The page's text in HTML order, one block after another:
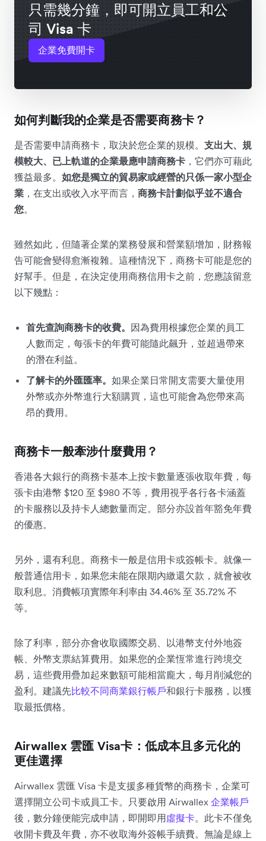
只需幾分鐘，即可開立員工和公
司 Visa 卡
企業免費開卡
如何判斷我的企業是否需要商務卡？
是否需要申請商務卡，取決於您企業的規模。 支出大、規
模較大、已上軌道的企業最應申請商務卡 ，它們亦可藉此
獲益最多。 如您是獨立的貿易家或經營的只係一家小型企
業 ，在支出或收入水平而言， 商務卡計劃似乎並不適合
您。
雖然如此，但隨著企業的業務發展和營業額增加，財務報
告可能會變得愈漸複雜。這種情況下，商務卡可能是您的
好幫手。但是，在決定使用商務信用卡之前，您應該留意
以下幾點：
首先查詢商務卡的收費。 因為費用根據您企業的員工
人數而定，每張卡的年費可能隨此飆升，並超過帶來
的潛在利益。
了解卡的外匯匯率。 如果企業日常開支需要大量使用
外幣或亦外幣進行大額購買，這也可能會為您帶來高
昂的費用。
商務卡一般牽涉什麼費用？
香港各大銀行的商務卡基本上按卡數量逐張收取年費，每
張卡由港幣 $120 至 $980 不等，費用視乎各行各卡涵蓋
的卡服務以及持卡人總數量而定。部分亦設首年豁免年費
的優惠。
另外，還有利息。商務卡一般是信用卡或簽帳卡。就像一
般普通信用卡，如果您未能在限期內繳還欠款，就會被收
取利息。消費帳項實際年利率由 34.46% 至 35.72% 不
等。
除了利率，部分亦會收取國際交易、以港幣支付外地簽
帳、外幣支票結算費用。如果您的企業恆常進行跨境交
易，這些費用疊加起來數額可能相當龐大，每月削減您的
盈利。建議先比較不同商業銀行帳戶和銀行卡服務，以獲
取最抵價格。
Airwallex 雲匯 Visa卡：低成本且多元化的
更佳選擇
Airwallex 雲匯 Visa 卡是支援多種貨幣的商務卡，企業可
選擇開立公司卡或員工卡。只要啟用 Airwallex 企業帳戶
後，數分鐘便能完成申請，即開即用虛擬卡。此卡不僅免
收開卡費及年費，亦不收取海外簽帳手續費。無論是線上